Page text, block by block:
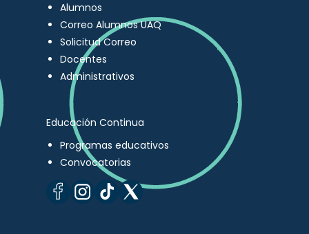
Alumnos
Correo Alumnos UAQ
Solicitud Correo
Docentes
Administrativos
Educación Continua
Programas educativos
Convocatorias